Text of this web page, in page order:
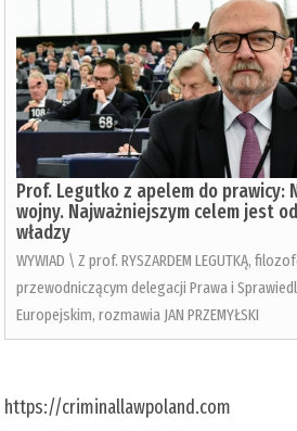
Prof. Legutko z apelem do prawicy:
wojny. Najważniejszym celem jest
władzy
WYWIAD \ Z prof. RYSZARDEM LEGUTKĄ,
przewodniczącym delegacji Prawa i
Europejskim, rozmawia JAN PRZEMYŁSKI
https://criminallawpoland.com